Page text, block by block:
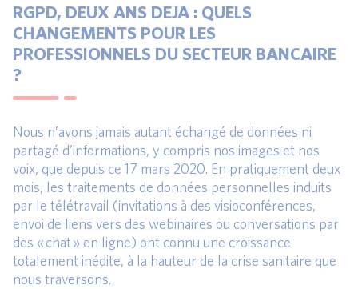
RGPD, DEUX ANS DEJA : QUELS
CHANGEMENTS POUR LES
PROFESSIONNELS DU SECTEUR BANCAIRE
?
Nous n’avons jamais autant échangé de données ni
partagé d’informations, y compris nos images et nos
voix, que depuis ce 17 mars 2020. En pratiquement deux
mois, les traitements de données personnelles induits
par le télétravail (invitations à des visioconférences,
envoi de liens vers des webinaires ou conversations par
des « chat » en ligne) ont connu une croissance
totalement inédite, à la hauteur de la crise sanitaire que
nous traversons.